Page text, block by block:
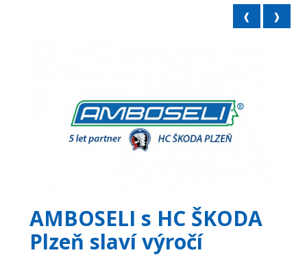
❰ ❱
AMBOSELI s HC ŠKODA
Plzeň slaví výročí